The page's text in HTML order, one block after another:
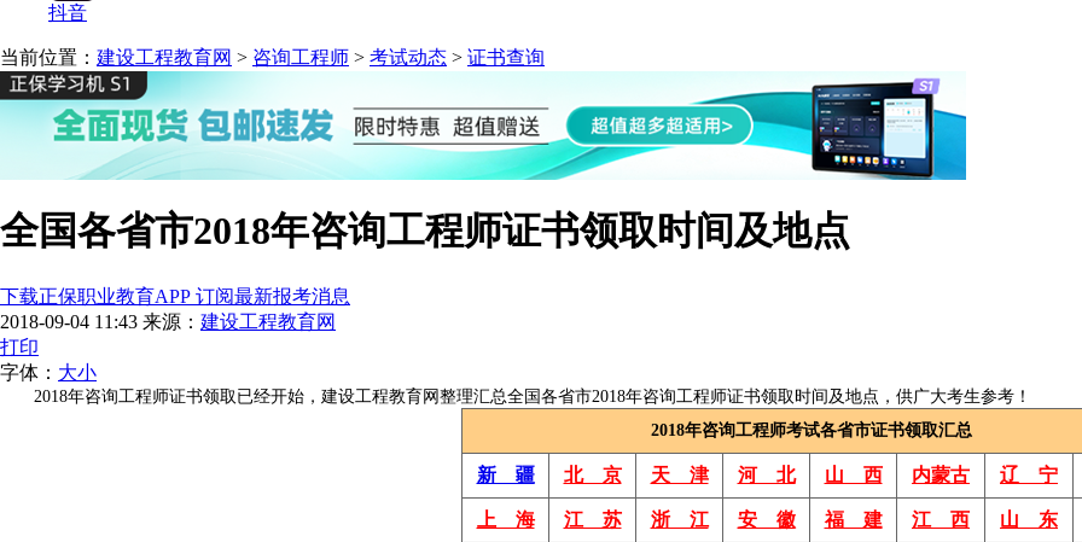
抖音
当前位置： 建设工程教育网 > 咨询工程师 > 考试动态 > 证书查询
全国各省市2018年咨询工程师证书领取时间及地点
下载正保职业教育APP 订阅最新报考消息
2018-09-04 11:43 来源： 建设工程教育网
打印
字体： 大小
2018年咨询工程师证书领取已经开始，建设工程教育网整理汇总全国各省市2018年咨询工程师证书领取时间及地点，供广大考生参考！
2018年咨询工程师考试各省市证书领取汇总
新 疆 北 京 天 津 河 北 山 西 内蒙古 辽 宁
上 海 江 苏 浙 江 安 徽 福 建 江 西 山 东